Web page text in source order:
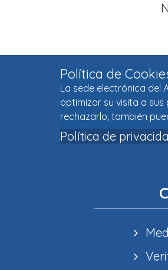
Política de
La sede electrónica del
optimizar su visita a
rechazarlo, también
Política de